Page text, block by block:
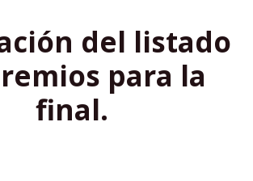
del listado
para la
final.